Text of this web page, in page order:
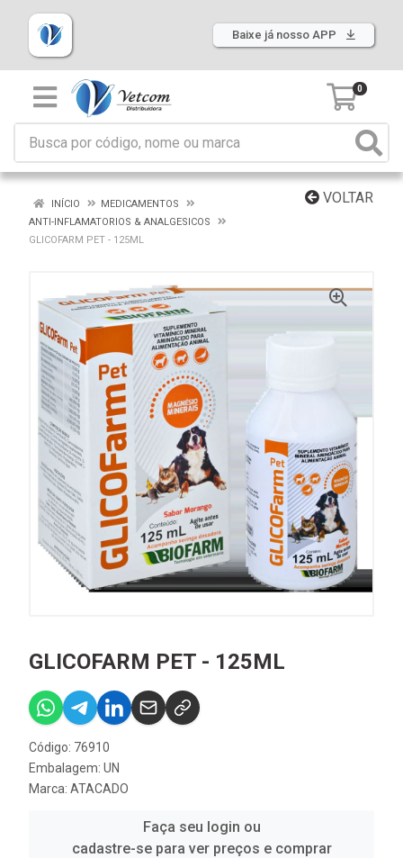
Baixe já nosso APP
0
VOLTAR
INÍCIO
MEDICAMENTOS
ANTI-INFLAMATORIOS & ANALGESICOS
GLICOFARM PET - 125ML
GLICOFARM PET - 125ML
Código: 76910
Embalagem: UN
Marca: ATACADO
Faça seu login ou
cadastre-se para ver preços e comprar